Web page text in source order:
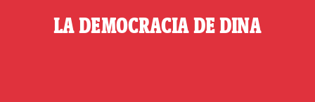
LA DEMOCRACIA DE DINA